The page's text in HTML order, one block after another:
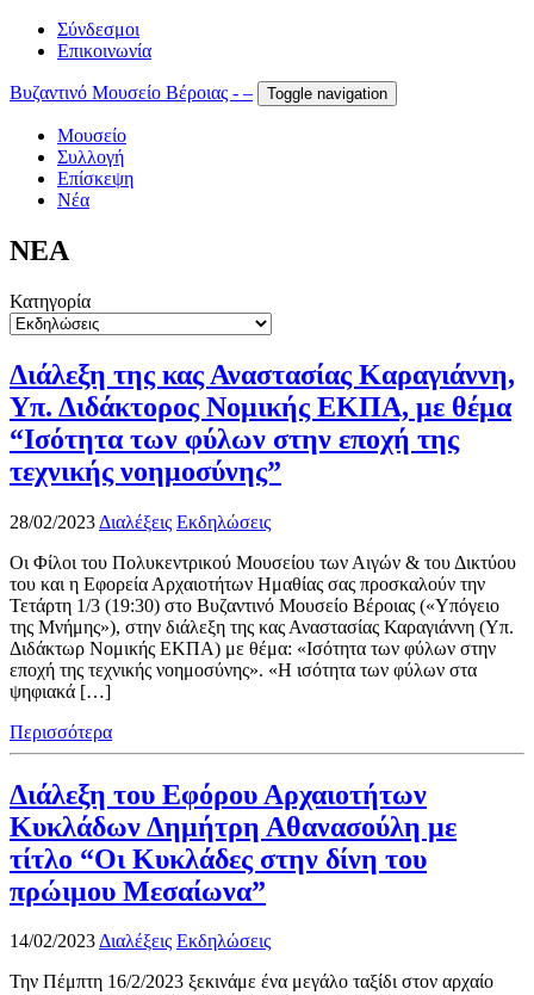
Σύνδεσμοι
Επικοινωνία
Βυζαντινό Μουσείο Βέροιας - – Toggle navigation
Μουσείο
Συλλογή
Επίσκεψη
Νέα
ΝΕΑ
Κατηγορία
Διάλεξη της κας Αναστασίας Καραγιάννη,
Υπ. Διδάκτορος Νομικής ΕΚΠΑ, με θέμα
“Ισότητα των φύλων στην εποχή της
τεχνικής νοημοσύνης”
28/02/2023 Διαλέξεις Εκδηλώσεις
Οι Φίλοι του Πολυκεντρικού Μουσείου των Αιγών & του Δικτύου
του και η Εφορεία Αρχαιοτήτων Ημαθίας σας προσκαλούν την
Τετάρτη 1/3 (19:30) στο Βυζαντινό Μουσείο Βέροιας («Υπόγειο
της Μνήμης»), στην διάλεξη της κας Αναστασίας Καραγιάννη (Υπ.
Διδάκτωρ Νομικής ΕΚΠΑ) με θέμα: «Ισότητα των φύλων στην
εποχή της τεχνικής νοημοσύνης». «Η ισότητα των φύλων στα
ψηφιακά […]
Περισσότερα
Διάλεξη του Εφόρου Αρχαιοτήτων
Κυκλάδων Δημήτρη Αθανασούλη με
τίτλο “Οι Κυκλάδες στην δίνη του
πρώιμου Μεσαίωνα”
14/02/2023Διαλέξεις Εκδηλώσεις
Την Πέμπτη 16/2/2023 ξεκινάμε ένα μεγάλο ταξίδι στον αρχαίο